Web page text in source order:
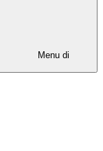
Menu di